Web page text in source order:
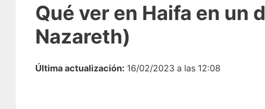
Qué ver en Haifa en un
Nazareth)
Última actualización: 16/02/2023 a las 12:08